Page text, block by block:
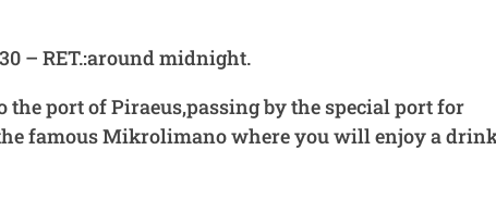
– RET.:around midnight.
port of Piraeus,passing by the special port for
famous Mikrolimano where you will enjoy a